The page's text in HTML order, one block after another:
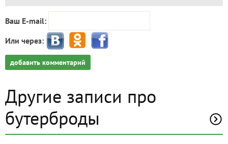
Ваш E-mail:
Или через:
добавить комментарий
Другие записи про
бутерброды